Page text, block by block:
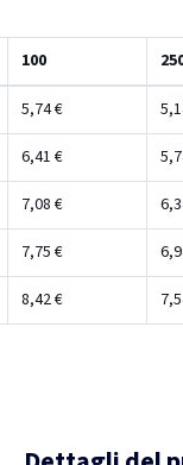
100
5,74 €
6,41 €
7,08 €
7,75 €
8,42 €